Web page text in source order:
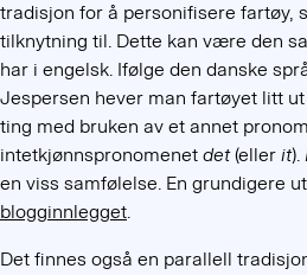
tradisjon for å personifisere fartøy,
tilknytning til. Dette kan være den
har i engelsk. Ifølge den danske
Jespersen hever man fartøyet litt
ting med bruken av et annet
intetkjønnspronomenet det(eller it).
en viss samfølelse. En grundigere
blogginnlegget.
Det finnes også en parallell